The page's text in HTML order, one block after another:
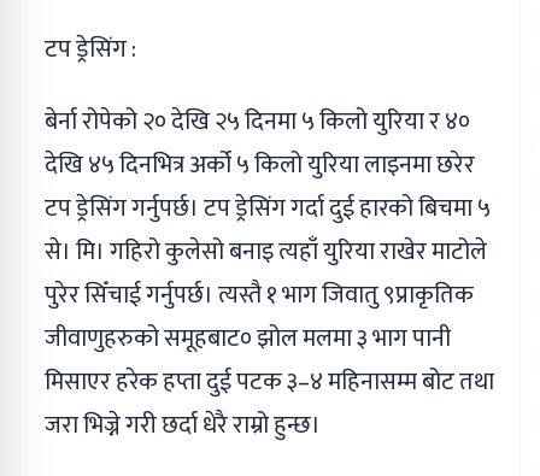
टप ड्रेसिंग :
बेर्ना रोपेको २० देखि २५ दिनमा ५ किलो युरिया र ४०
देखि ४५ दिनभित्र अर्को ५ किलो युरिया लाइनमा छरेर
टप ड्रेसिंग गर्नुपर्छ। टप ड्रेसिंग गर्दा दुई हारको बिचमा ५
से। मि। गहिरो कुलेसो बनाइ त्यहाँ युरिया राखेर माटोले
पुरेर सिँचाई गर्नुपर्छ। त्यस्तै १ भाग जिवातु ९प्राकृतिक
जीवाणुहरुको समूहबाट० झोल मलमा ३ भाग पानी
मिसाएर हरेक हप्ता दुई पटक ३–४ महिनासम्म बोट तथा
जरा भिज्ने गरी छर्दा धेरै राम्रो हुन्छ।